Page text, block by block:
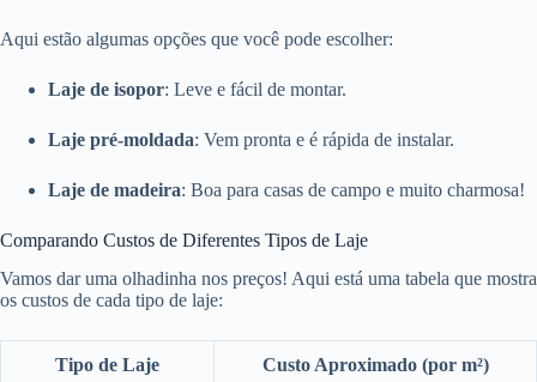
Aqui estão algumas opções que você pode escolher:
Laje de isopor: Leve e fácil de montar.
Laje pré-moldada: Vem pronta e é rápida de instalar.
Laje de madeira: Boa para casas de campo e muito charmosa!
Comparando Custos de Diferentes Tipos de Laje
Vamos dar uma olhadinha nos preços! Aqui está uma tabela que mostra
os custos de cada tipo de laje:
Tipo de Laje Custo Aproximado (por m²)